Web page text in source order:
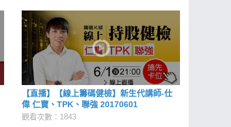
【直播】【線上籌碼健檢】新生代講師-仕
偉 仁寶、TPK、聯強 20170601
觀看次數：1843